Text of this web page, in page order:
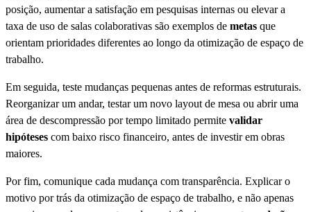
posição, aumentar a satisfação em pesquisas internas ou elevar a
taxa de uso de salas colaborativas são exemplos de metas que
orientam prioridades diferentes ao longo da otimização de espaço de
trabalho.
Em seguida, teste mudanças pequenas antes de reformas estruturais.
Reorganizar um andar, testar um novo layout de mesa ou abrir uma
área de descompressão por tempo limitado permite validar
hipóteses com baixo risco financeiro, antes de investir em obras
maiores.
Por fim, comunique cada mudança com transparência. Explicar o
motivo por trás da otimização de espaço de trabalho, e não apenas